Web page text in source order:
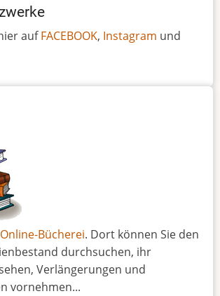
aufFACEBOOK, Instagram und
Bücherei. Dort können Sie den
durchsuchen, ihr
Verlängerungen und
vornehmen...